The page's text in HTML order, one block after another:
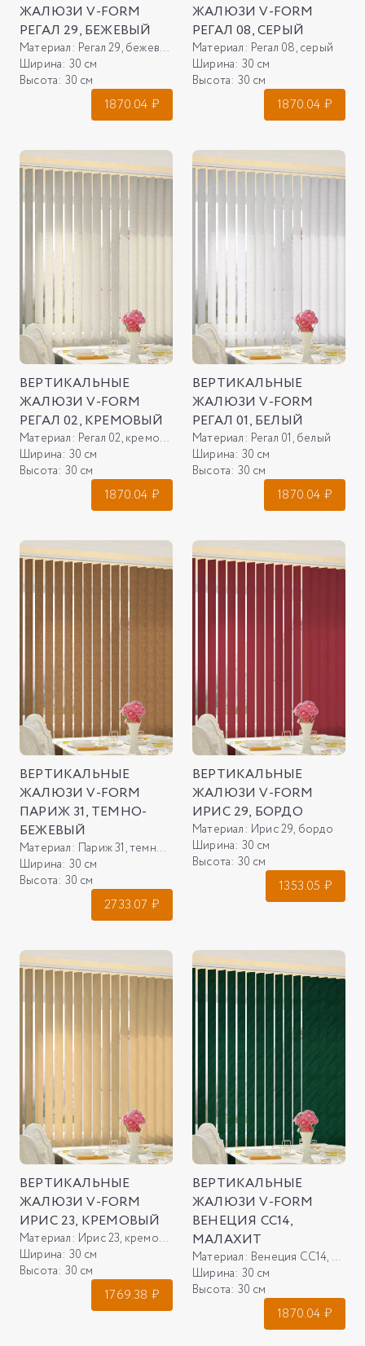
ЖАЛЮЗИ V-FORM
РЕГАЛ 29, БЕЖЕВЫЙ
Материал: Регал 29, бежевый
Ширина: 30 см
Высота: 30 см
1870.04 ₽
ЖАЛЮЗИ V-FORM
РЕГАЛ 08, СЕРЫЙ
Материал: Регал 08, серый
Ширина: 30 см
Высота: 30 см
1870.04 ₽
ВЕРТИКАЛЬНЫЕ
ЖАЛЮЗИ V-FORM
РЕГАЛ 02, КРЕМОВЫЙ
Материал: Регал 02, кремовый
Ширина: 30 см
Высота: 30 см
1870.04 ₽
ВЕРТИКАЛЬНЫЕ
ЖАЛЮЗИ V-FORM
РЕГАЛ 01, БЕЛЫЙ
Материал: Регал 01, белый
Ширина: 30 см
Высота: 30 см
1870.04 ₽
ВЕРТИКАЛЬНЫЕ
ЖАЛЮЗИ V-FORM
ПАРИЖ 31, ТЕМНО-
БЕЖЕВЫЙ
Материал: Париж 31, темно-бежевый
Ширина: 30 см
Высота: 30 см
2733.07 ₽
ВЕРТИКАЛЬНЫЕ
ЖАЛЮЗИ V-FORM
ИРИС 29, БОРДО
Материал: Ирис 29, бордо
Ширина: 30 см
Высота: 30 см
1353.05 ₽
ВЕРТИКАЛЬНЫЕ
ЖАЛЮЗИ V-FORM
ИРИС 23, КРЕМОВЫЙ
Материал: Ирис 23, кремовый
Ширина: 30 см
Высота: 30 см
1769.38 ₽
ВЕРТИКАЛЬНЫЕ
ЖАЛЮЗИ V-FORM
ВЕНЕЦИЯ СС14,
МАЛАХИТ
Материал: Венеция СС14, малахит
Ширина: 30 см
Высота: 30 см
1870.04 ₽